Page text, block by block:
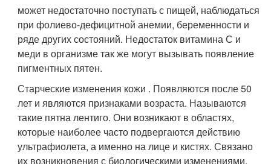
может недостаточно поступать с пищей, наблюдаться
при фолиево-дефицитной анемии, беременности и
ряде других состояний. Недостаток витамина С и
меди в организме так же могут вызывать появление
пигментных пятен.
Старческие изменения кожи . Появляются после 50
лет и являются признаками возраста. Называются
такие пятна лентиго. Они возникают в областях,
которые наиболее часто подвергаются действию
ультрафиолета, а именно на лице и кистях. Связано
их возникновения с биологическими изменениями,